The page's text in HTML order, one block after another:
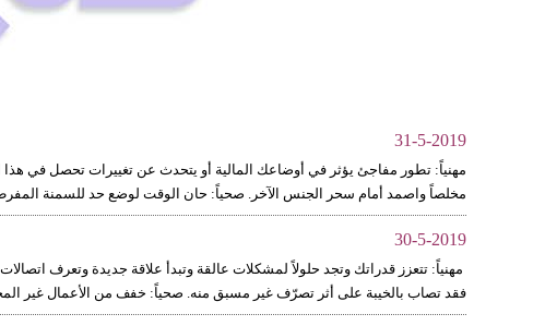
31-5-2019
مهنياً: تطور مفاجئ يؤثر في أوضاعك المالية أو يتحدث عن تغييرات تحصل في هذا
مخلصاً واصمد أمام سحر الجنس الآخر. صحياً: حان الوقت لوضع حد للسمنة المفرطة
30-5-2019
مهنياً: تتعزز قدراتك وتجد حلولاً لمشكلات عالقة وتبدأ علاقة جديدة وتعرف
فقد تصاب بالخيبة على أثر تصرّف غير مسبق منه. صحياً: خفف من الأعمال غير